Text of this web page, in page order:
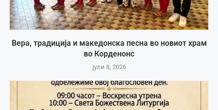
Вера, традиција и македонска песна во новиот храм
во Корденонс
јули 8, 2026